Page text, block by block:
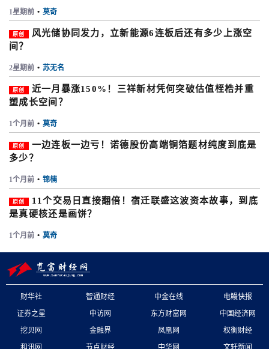
1星期前 • 莫奇
原创
风光储协同发力，立新能源6连板后还有多少上涨空
间？
2星期前 • 苏无名
原创
近一月暴涨150%！三祥新材凭何突破估值桎梏并重
塑成长空间？
1个月前 • 莫奇
原创
一边连板一边亏！诺德股份高端铜箔题材纯度到底是
多少？
1个月前 • 锦楠
原创
11个交易日直接翻倍！宿迁联盛这波资本故事，到底
是真硬核还是画饼？
1个月前 • 莫奇
财华社 智通财经 中金在线
电鳗快报
证券之星
中访网 东方财富网
中国经济网
挖贝网
金融界 凤凰网
权衡财经